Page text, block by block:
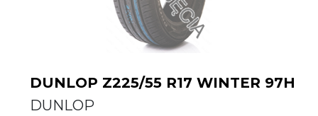
DUNLOP Z225/55 R17 WINTER 97H
DUNLOP